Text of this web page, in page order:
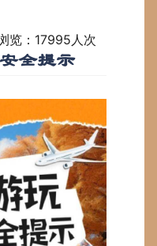
览：17995人次
全提示